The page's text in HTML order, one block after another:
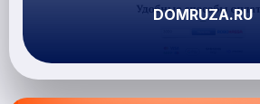
DOMRUZA.RU